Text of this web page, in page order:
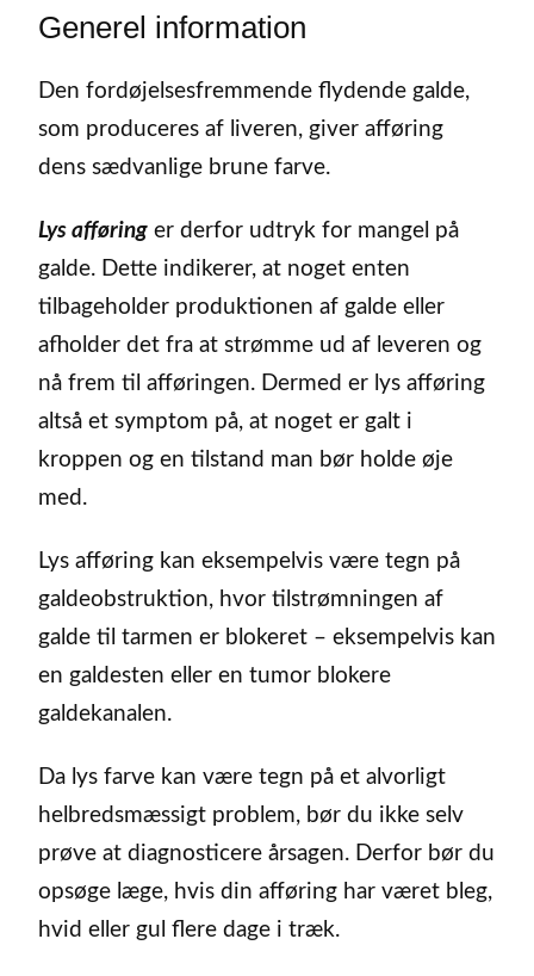
Generel information
Den fordøjelsesfremmende flydende galde,
som produceres af liveren, giver afføring
dens sædvanlige brune farve.
Lys afføring er derfor udtryk for mangel på
galde. Dette indikerer, at noget enten
tilbageholder produktionen af galde eller
afholder det fra at strømme ud af leveren og
nå frem til afføringen. Dermed er lys afføring
altså et symptom på, at noget er galt i
kroppen og en tilstand man bør holde øje
med.
Lys afføring kan eksempelvis være tegn på
galdeobstruktion, hvor tilstrømningen af
galde til tarmen er blokeret – eksempelvis kan
en galdesten eller en tumor blokere
galdekanalen.
Da lys farve kan være tegn på et alvorligt
helbredsmæssigt problem, bør du ikke selv
prøve at diagnosticere årsagen. Derfor bør du
opsøge læge, hvis din afføring har været bleg,
hvid eller gul flere dage i træk.